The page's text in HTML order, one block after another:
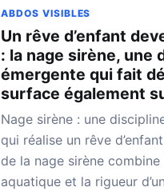
ABDOS VISIBLES
Un rêve d’enfant
: la nage sirène, une
émergente qui fait
surface également
Nage sirène : une
qui réalise un rêve
de la nage sirène
aquatique et la rigueur